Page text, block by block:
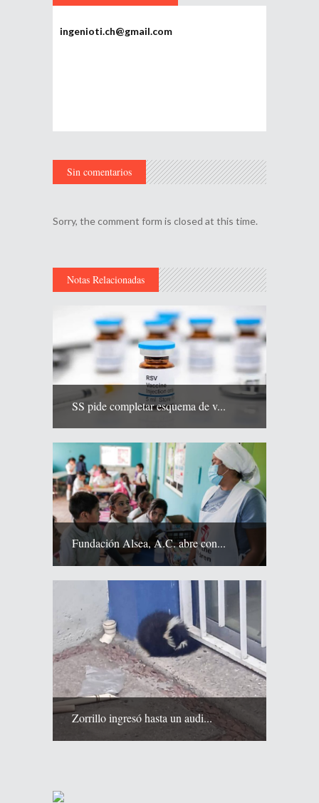
ingenioti.ch@gmail.com
Sin comentarios
Sorry, the comment form is closed at this time.
Notas Relacionadas
SS pide completar esquema de v...
Fundación Alsea, A.C. abre con...
Zorrillo ingresó hasta un audi...